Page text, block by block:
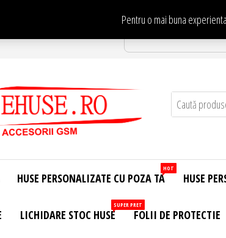
Pentru o mai buna
Te
HUSE PERSONALIZATE CU POZA TA
HOT
HUSE
LICHIDARE STOC HUSE
SUPER PRET
FOLII DE PROTECTIE